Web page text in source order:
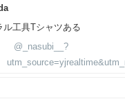
ル工具Tシャツある
@_nasubi__?